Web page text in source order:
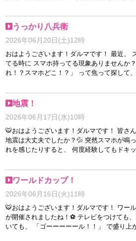
も多いと思います。 そういった気持ちも含めてしっか
り受け止めながら、一人ひとりに合わせたご
ていただいていますので、ご安心ください😊 無理に背
中を押すようなことはせず、その方のペース
ることを大切にしています。 もし少しでも気になるこ
とがあれば、どんな小さなことでも大丈夫で
た！ 内容を見てみると、 「人の気持ちに寄り添う」
「一人ひとりを大切にする」といった特徴が
かなか面白い診断でした😊 普段から面接や入店後のサ
ポートをさせていただく中で、 「不安なことはないか
な？」 「無理なく働けているかな？」 そんなことを考
えながら、一人ひとりの女性と向き合うよう
じなんだろう？」 「スタッフさんは怖くない
など、不安を抱えながらお問い合わせされる
ありません。 ですが、ご安心ください😊 面接から入店
後のサポートまで、 一人ひとりのペースに
寧に対応させていただきます♪ どんな小さなことでも構
いませんので、気になることや不安なことが
たり、「たしかに！」と納得したり、 自分を
かけにもなるので、まだの方はぜひ一度試し
さいね♪ 本日もたくさんのお問い合わせを心よりお待ち
しております(^^)/ 以上、スタッフNKでした🐾
うっかり八兵衛
2026年06月20日(土)12時
おはようございます！ダルマです！ 最近、 スマホ探し
てる時に スマホ持ってる現象ありませんか？ 「あ
れ！？スマホどこ！？」 って焦って探して、 手に持っ
思議ですね。 たぶん脳みそが たまに休憩してるんだと
思います。 あと個人的に多いのが、 冷蔵庫開けて
で、一回閉める。 でも数秒後また開ける。 何も進展し
てないのに。 完全に2回戦です。 でも、 そういうちょ
っと抜けてる瞬間って、 なんか人間っぽく
ないんですよね。 毎日完璧じゃ疲れますし🔥 ちょっと
日、 転びながら思い出しながら生きてます！ 今日も無
理せず、 七転八起でいきましょう🔥 それでは本日もよ
ろしくお願いします！
地震！
2026年06月17日(水)10時
🐯おはようございます！ダルマです！ 皆さん、昨日の
地震は大丈夫でしたか？💦 突然スマホが鳴ったり、 揺
れを感じたりすると、 何度経験してもドキッとします
してしまいました(´・ω・｀) 大きな被害がなかった方
も、 急な揺れで驚いたり、 なかなか落ち着かなかった
のは、 当たり前の日常って本当にありがたいというこ
と。 いつも通り起きて、 いつも通り仕事をして、 いつ
も通りご飯を食べて、 いつも通り眠る。 普段は当たり
前すぎて気付かないですが、 実はすごく幸せなことな
ワールドカップ！
2026年06月16日(火)11時
🐯おはようございます！ダルマです！ ワールドカップ
が開催されましたね！⚽ テレビをつけても、 SNSを開
いても、 「ゴーーーーール！！」 で盛り上がっていま